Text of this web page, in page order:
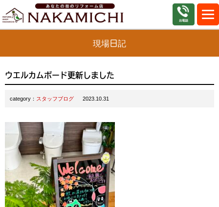
現場日記
ウエルカムボード更新しました
category： スタッフブログ 2023.10.31